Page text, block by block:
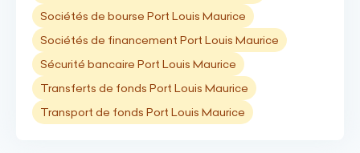
Sociétés de bourse Port Louis Maurice
Sociétés de financement Port Louis Maurice
Sécurité bancaire Port Louis Maurice
Transferts de fonds Port Louis Maurice
Transport de fonds Port Louis Maurice